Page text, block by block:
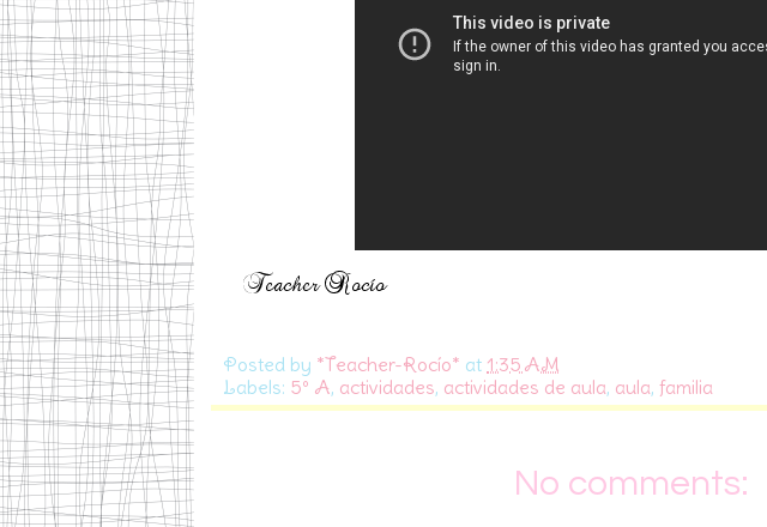
Posted by *Teacher-Rocío* at 1:35 AM
Labels: 5º A, actividades, actividades de aula, aula, familia
No comments: